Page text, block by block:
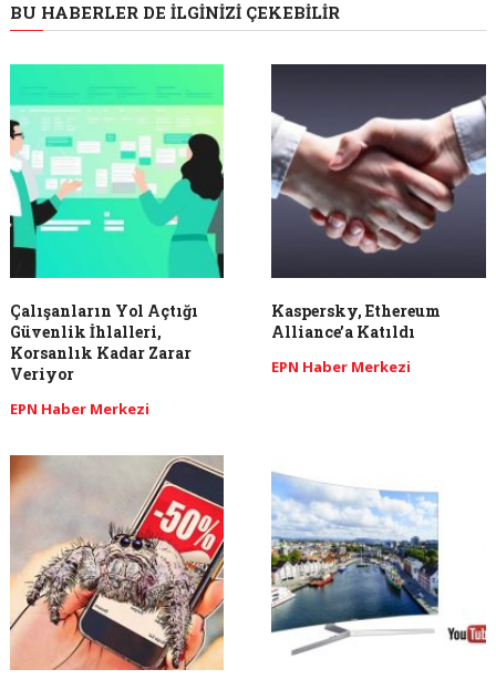
BU HABERLER DE İLGINIZI ÇEKEBILIR
Çalışanların Yol Açtığı
Güvenlik İhlalleri,
Korsanlık Kadar Zarar
Veriyor
EPN Haber Merkezi
Kaspersky, Ethereum
Alliance’a Katıldı
EPN Haber Merkezi